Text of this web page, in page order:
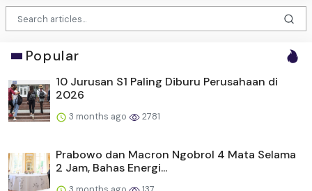
Popular
10 Jurusan S1 Paling Diburu Perusahaan di
2026
3 months ago 2781
Prabowo dan Macron Ngobrol 4 Mata Selama
2 Jam, Bahas Energi...